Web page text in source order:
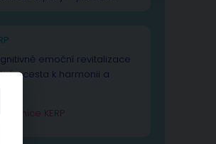
emoční revitalizace
cesta k harmonii a
KERP